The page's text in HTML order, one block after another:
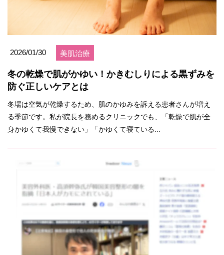
2026/01/30 美肌治療
冬の乾燥で肌がかゆい！かきむしりによる黒ずみを
防ぐ正しいケアとは
冬場は空気が乾燥するため、肌のかゆみを訴える患者さんが増え
る季節です。私が院長を務めるクリニックでも、「乾燥で肌が全
身かゆくて我慢できない」「かゆくて寝ている...